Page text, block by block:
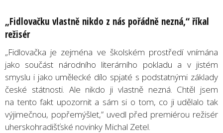
„Fidlovačku vlastně nikdo z nás pořádně nezná,“ říkal
režisér
„Fidlovačka je zejména ve školském prostředí vnímána
jako součást národního literárního pokladu a v jistém
smyslu i jako umělecké dílo spjaté s podstatnými základy
české státnosti. Ale nikdo ji vlastně nezná. Chtěl jsem
na tento fakt upozornit a sám si o tom, co ji udělalo tak
výjimečnou, popřemýšlet,” uvedl před premiérou režisér
uherskohradišťské novinky Michal Zetel.